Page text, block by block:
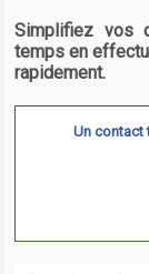
Simplifiez vos
temps en
rapidement.
Un contact